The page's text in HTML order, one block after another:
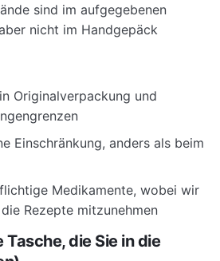
sind im aufgegebenen
nicht im Handgepäck
Originalverpackung und
Einschränkung, anders als beim
Medikamente, wobei wir
Rezepte mitzunehmen
die Sie in die